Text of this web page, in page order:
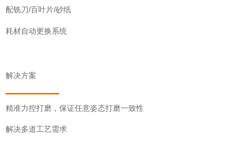
配铣刀/百叶片/砂纸
耗材自动更换系统
解决方案
精准力控打磨，保证任意姿态打磨一致性
解决多道工艺需求